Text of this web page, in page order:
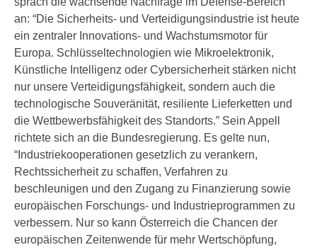
an: “Die Sicherheits- und Verteidigungsindustrie ist heute
ein zentraler Innovations- und Wachstumsmotor für
Europa. Schlüsseltechnologien wie Mikroelektronik,
Künstliche Intelligenz oder Cybersicherheit stärken nicht
nur unsere Verteidigungsfähigkeit, sondern auch die
technologische Souveränität, resiliente Lieferketten und
die Wettbewerbsfähigkeit des Standorts.” Sein Appell
richtete sich an die Bundesregierung. Es gelte nun,
“Industriekooperationen gesetzlich zu verankern,
Rechtssicherheit zu schaffen, Verfahren zu
beschleunigen und den Zugang zu Finanzierung sowie
europäischen Forschungs- und Industrieprogrammen zu
verbessern. Nur so kann Österreich die Chancen der
europäischen Zeitenwende für mehr Wertschöpfung,